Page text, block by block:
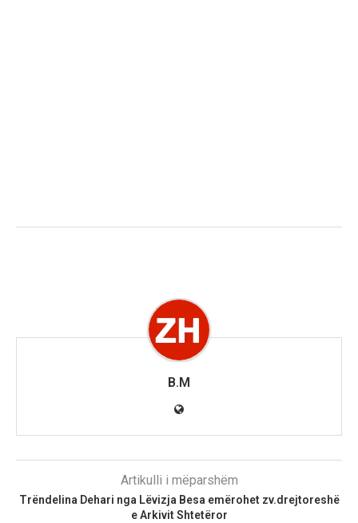
B.M
Artikulli i mëparshëm
Trëndelina Dehari nga Lëvizja Besa emërohet zv.drejtoreshë
e Arkivit Shtetëror